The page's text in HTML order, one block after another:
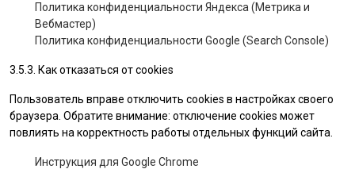
Политика конфиденциальности Яндекса (Метрика и
Вебмастер)
Политика конфиденциальности Google (Search Console)
3.5.3. Как отказаться от cookies
Пользователь вправе отключить cookies в настройках своего
браузера. Обратите внимание: отключение cookies может
повлиять на корректность работы отдельных функций сайта.
Инструкция для Google Chrome